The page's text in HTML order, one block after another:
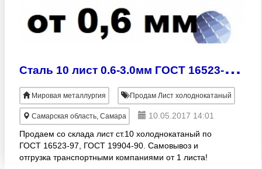
С
таль 10 лист 0.6-3.0мм ГОСТ 16523-97 ГОСТ 19904-90 холоднокатаный
Мировая металлургия Продам Лист холоднокатаный
Самарская область, Самара
10.05.2017 14:01
Продаем со склада лист ст.10 холоднокатаный по
ГОСТ 16523-97, ГОСТ 19904-90. Самовывоз и
отгрузка транспортными компаниями от 1 листа!